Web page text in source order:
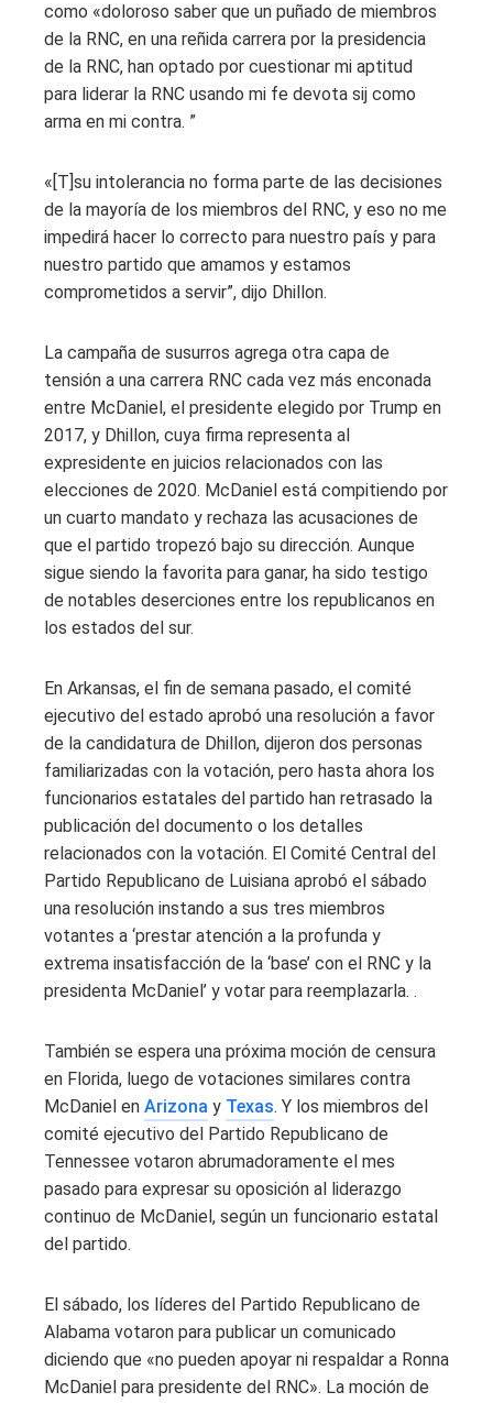
como «doloroso saber que un puñado de miembros
de la RNC, en una reñida carrera por la presidencia
de la RNC, han optado por cuestionar mi aptitud
para liderar la RNC usando mi fe devota sij como
arma en mi contra. ”
«[T]su intolerancia no forma parte de las decisiones
de la mayoría de los miembros del RNC, y eso no me
impedirá hacer lo correcto para nuestro país y para
nuestro partido que amamos y estamos
comprometidos a servir”, dijo Dhillon.
La campaña de susurros agrega otra capa de
tensión a una carrera RNC cada vez más enconada
entre McDaniel, el presidente elegido por Trump en
2017, y Dhillon, cuya firma representa al
expresidente en juicios relacionados con las
elecciones de 2020. McDaniel está compitiendo por
un cuarto mandato y rechaza las acusaciones de
que el partido tropezó bajo su dirección. Aunque
sigue siendo la favorita para ganar, ha sido testigo
de notables deserciones entre los republicanos en
los estados del sur.
En Arkansas, el fin de semana pasado, el comité
ejecutivo del estado aprobó una resolución a favor
de la candidatura de Dhillon, dijeron dos personas
familiarizadas con la votación, pero hasta ahora los
funcionarios estatales del partido han retrasado la
publicación del documento o los detalles
relacionados con la votación. El Comité Central del
Partido Republicano de Luisiana aprobó el sábado
una resolución instando a sus tres miembros
votantes a ‘prestar atención a la profunda y
extrema insatisfacción de la ‘base’ con el RNC y la
presidenta McDaniel’ y votar para reemplazarla. .
También se espera una próxima moción de censura
en Florida, luego de votaciones similares contra
McDaniel en Arizona y Texas. Y los miembros del
comité ejecutivo del Partido Republicano de
Tennessee votaron abrumadoramente el mes
pasado para expresar su oposición al liderazgo
continuo de McDaniel, según un funcionario estatal
del partido.
El sábado, los líderes del Partido Republicano de
Alabama votaron para publicar un comunicado
diciendo que «no pueden apoyar ni respaldar a Ronna
McDaniel para presidente del RNC». La moción de